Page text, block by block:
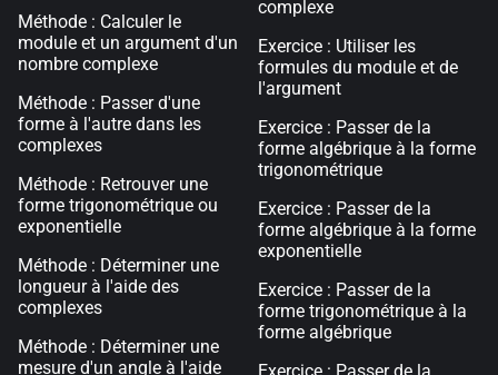
Méthode : Calculer le
module et un argument d'un
nombre complexe
Méthode : Passer d'une
forme à l'autre dans les
complexes
Méthode : Retrouver une
forme trigonométrique ou
exponentielle
Méthode : Déterminer une
longueur à l'aide des
complexes
Méthode : Déterminer une
mesure d'un angle à l'aide
complexe
Exercice : Utiliser les
formules du module et de
l'argument
Exercice : Passer de la
forme algébrique à la forme
trigonométrique
Exercice : Passer de la
forme algébrique à la forme
exponentielle
Exercice : Passer de la
forme trigonométrique à la
forme algébrique